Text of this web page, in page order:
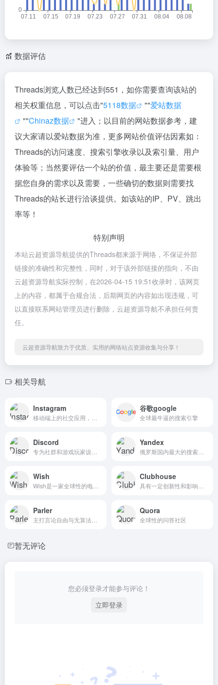
数据评估
Threads浏览人数已经达到551，如你需要查询该站的
相关权重信息，可以点击"5118数据 ""爱站数据
""Chinaz数据
"进入；以目前的网站数据参考，建
议大家请以爱站数据为准，更多网站价值评估因素如：
Threads的访问速度、搜索引擎收录以及索引量、用户
体验等；当然要评估一个站的价值，最主要还是需要根
据您自身的需求以及需要，一些确切的数据则需要找
Threads的站长进行洽谈提供。如该站的IP、PV、跳出
率等！
特别声明
本站云超资源导航提供的Threads都来源于网络，不保证外部
链接的准确性和完整性，同时，对于该外部链接的指向，不由
云超资源导航实际控制，在2026-04-15 19:51收录时，该网页
上的内容，都属于合规合法，后期网页的内容如出现违规，可
以直接联系网站管理员进行删除，云超资源导航不承担任何责
任。
云超资源导航致力于优质、实用的网络站点资源收集与分享！
相关导航
Instagram 谷歌google
全球最牛逼的搜索引擎
Discord Yandex
Wish Clubhouse
Parler Quora
全球性的问答社区
暂无评论
您必须登录才能参与评论！
立即登录